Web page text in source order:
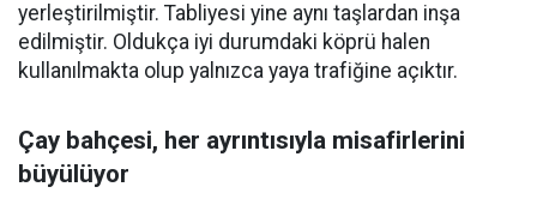
yerleştirilmiştir. Tabliyesi yine aynı taşlardan inşa
edilmiştir. Oldukça iyi durumdaki köprü halen
kullanılmakta olup yalnızca yaya trafiğine açıktır.
Çay bahçesi, her ayrıntısıyla misafirlerini
büyülüyor